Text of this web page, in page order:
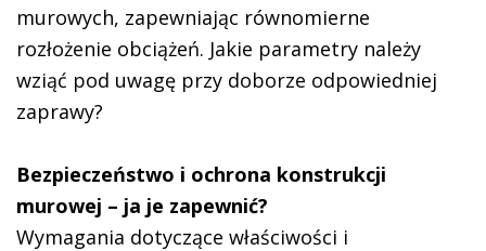
murowych, zapewniając równomierne
rozłożenie obciążeń. Jakie parametry należy
wziąć pod uwagę przy doborze odpowiedniej
zaprawy?
Bezpieczeństwo i ochrona konstrukcji
murowej – ja je zapewnić?
Wymagania dotyczące właściwości i